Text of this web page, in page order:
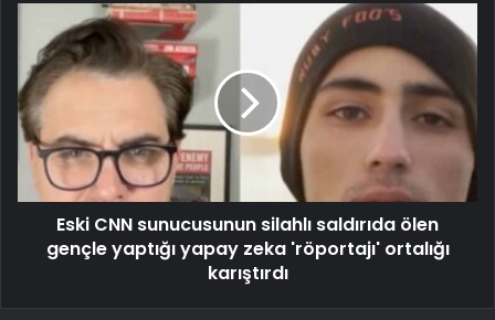
Eski CNN sunucusunun silahlı saldırıda ölen
gençle yaptığı yapay zeka 'röportajı' ortalığı
karıştırdı